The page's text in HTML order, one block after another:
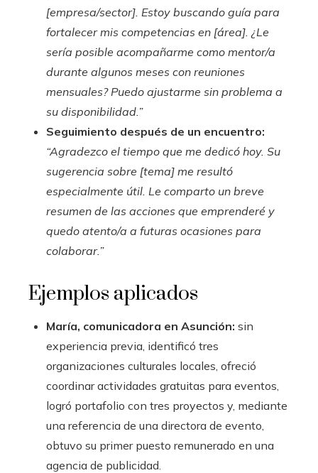
[empresa/sector]. Estoy buscando guía para
fortalecer mis competencias en [área]. ¿Le
sería posible acompañarme como mentor/a
durante algunos meses con reuniones
mensuales? Puedo ajustarme sin problema a
su disponibilidad.”
Seguimiento después de un encuentro:
“Agradezco el tiempo que me dedicó hoy. Su
sugerencia sobre [tema] me resultó
especialmente útil. Le comparto un breve
resumen de las acciones que emprenderé y
quedo atento/a a futuras ocasiones para
colaborar.”
Ejemplos aplicados
María, comunicadora en Asunción: sin
experiencia previa, identificó tres
organizaciones culturales locales, ofreció
coordinar actividades gratuitas para eventos,
logró portafolio con tres proyectos y, mediante
una referencia de una directora de evento,
obtuvo su primer puesto remunerado en una
agencia de publicidad.